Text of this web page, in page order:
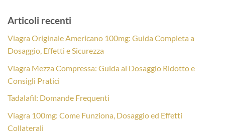
Articoli recenti
Viagra Originale Americano 100mg: Guida Completa a
Dosaggio, Effetti e Sicurezza
Viagra Mezza Compressa: Guida al Dosaggio Ridotto e
Consigli Pratici
Tadalafil: Domande Frequenti
Viagra 100mg: Come Funziona, Dosaggio ed Effetti
Collaterali